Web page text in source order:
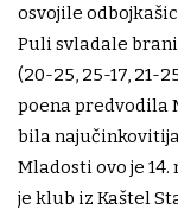
osvojile
Puli svladale
(20-25, 25-17, 21-
poena predvodila
bila
Mladosti ovo je
je klub iz Kaštel